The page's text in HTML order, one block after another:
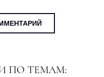
ПО ТЕМАМ: